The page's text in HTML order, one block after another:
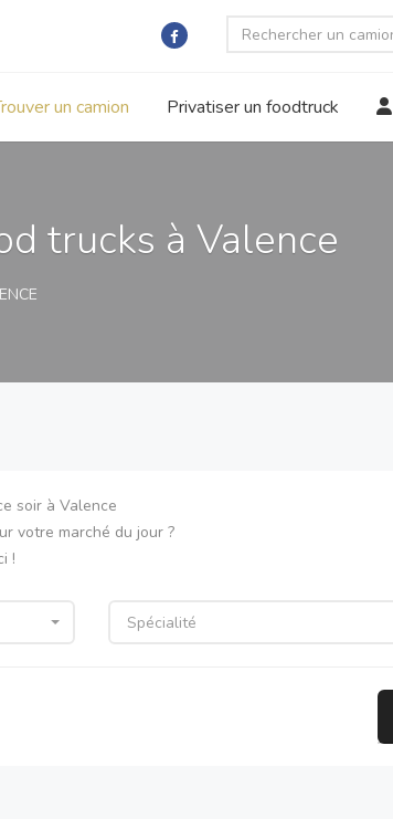
un camion Privatiser un foodtruck
trucks à Valence
soir à Valence
votre marché du jour ?
!
Spécialité